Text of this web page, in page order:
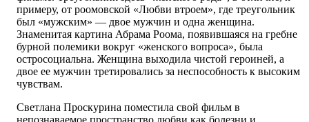
примеру, от роомовской «Любви втроем», где треугольник
был «мужским» — двое мужчин и одна женщина.
Знаменитая картина Абрама Роома, появившаяся на гребне
бурной полемики вокруг «женского вопроса», была
остросоциальна. Женщина выходила чистой героиней, а
двое ее мужчин третировались за неспособность к высоким
чувствам.
Светлана Проскурина поместила свой фильм в